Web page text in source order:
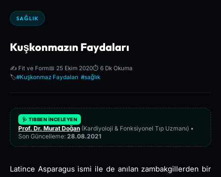
SAĞLIK
Kuşkonmazın Faydaları
✍️ Fit ve Form📅 25 Ekim 2020⏱️ 6 Dk Okuma
🏷️#Kuşkonmaz Faydaları #sağlık
🩺 TIBBEN İNCELEYEN
Prof. Dr. Murat Doğan (Kardiyoloji & Fonksiyonel Tıp Uzmanı) •
Son Güncelleme: 28.08.2021
Latince Asparagus ismi ile de anılan zambakgillerden bir